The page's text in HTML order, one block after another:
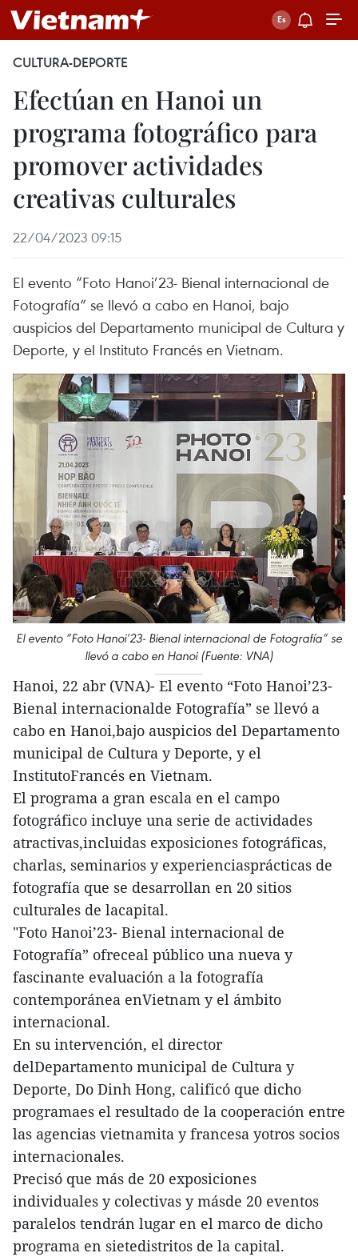
CULTURA-DEPORTE
Efectúan en Hanoi un
programa fotográfico para
promover actividades
creativas culturales
22/04/2023 09:15
El evento “Foto Hanoi’23- Bienal internacional de
Fotografía” se llevó a cabo en Hanoi, bajo
auspicios del Departamento municipal de Cultura y
Deporte, y el Instituto Francés en Vietnam.
El evento “Foto Hanoi’23- Bienal internacional de Fotografía” se
llevó a cabo en Hanoi (Fuente: VNA)
Hanoi, 22 abr (VNA)- El evento “Foto Hanoi’23-
Bienal internacionalde Fotografía” se llevó a
cabo en Hanoi,bajo auspicios del Departamento
municipal de Cultura y Deporte, y el
InstitutoFrancés en Vietnam.
El programa a gran escala en el campo
fotográfico incluye una serie de actividades
atractivas,incluidas exposiciones fotográficas,
charlas, seminarios y experienciasprácticas de
fotografía que se desarrollan en 20 sitios
culturales de lacapital.
"Foto Hanoi’23- Bienal internacional de
Fotografía” ofreceal público una nueva y
fascinante evaluación a la fotografía
contemporánea enVietnam y el ámbito
internacional.
En su intervención, el director
delDepartamento municipal de Cultura y
Deporte, Do Dinh Hong, calificó que dicho
programaes el resultado de la cooperación entre
las agencias vietnamita y francesa yotros socios
internacionales.
Precisó que más de 20 exposiciones
individuales y colectivas y másde 20 eventos
paralelos tendrán lugar en el marco de dicho
programa en sietedistritos de la capital.